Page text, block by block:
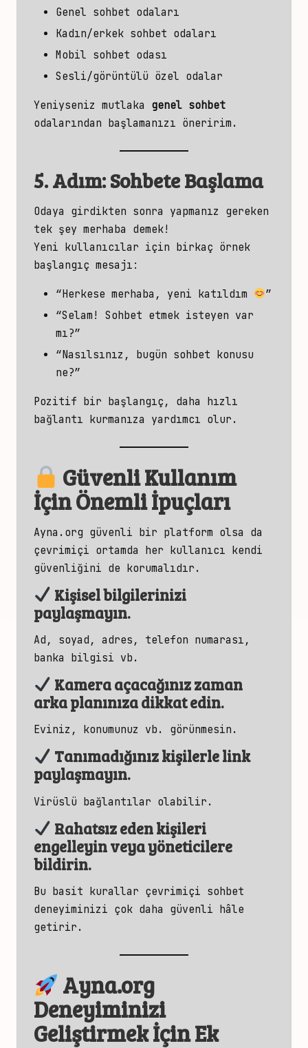
Genel sohbet odaları
Kadın/erkek sohbet odaları
Mobil sohbet odası
Sesli/görüntülü özel odalar
Yeniyseniz mutlaka genel sohbet
odalarından başlamanızı öneririm.
5. Adım: Sohbete Başlama
Odaya girdikten sonra yapmanız gereken
tek şey merhaba demek!
Yeni kullanıcılar için birkaç örnek
başlangıç mesajı:
“Herkese merhaba, yeni katıldım
”
“Selam! Sohbet etmek isteyen var
mı?”
“Nasılsınız, bugün sohbet konusu
ne?”
Pozitif bir başlangıç, daha hızlı
bağlantı kurmanıza yardımcı olur.
Güvenli Kullanım
İçin Önemli İpuçları
Ayna.org güvenli bir platform olsa da
çevrimiçi ortamda her kullanıcı kendi
güvenliğini de korumalıdır.
Kişisel bilgilerinizi
paylaşmayın.
Ad, soyad, adres, telefon numarası,
banka bilgisi vb.
Kamera açacağınız zaman
arka planınıza dikkat edin.
Eviniz, konumunuz vb. görünmesin.
Tanımadığınız kişilerle link
paylaşmayın.
Virüslü bağlantılar olabilir.
Rahatsız eden kişileri
engelleyin veya yöneticilere
bildirin.
Bu basit
kurallar çevrimiçi sohbet
deneyiminizi çok daha güvenli hâle
getirir.
Ayna.org
Deneyiminizi
Geliştirmek İçin Ek